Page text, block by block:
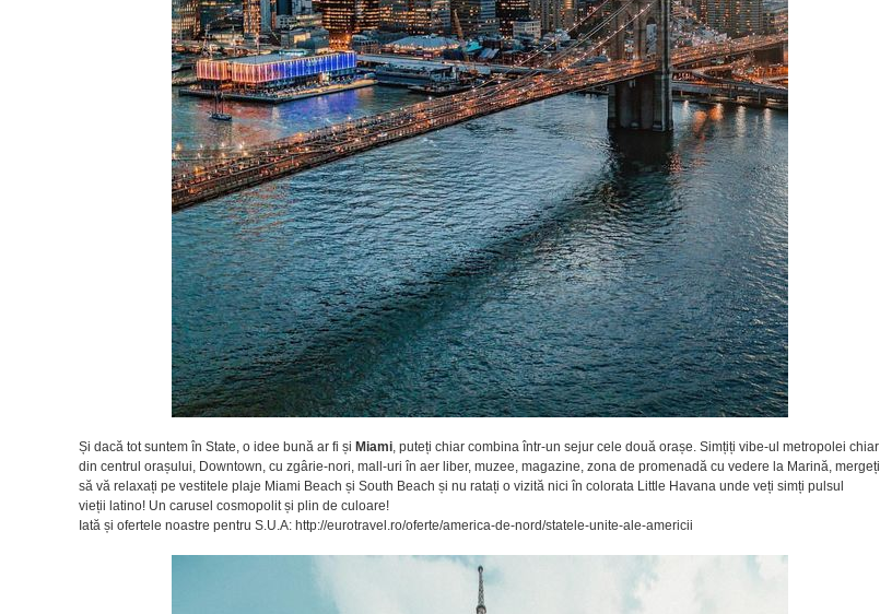
Și dacă tot suntem în State, o idee bună ar fi și Miami, puteți chiar combina într-un sejur cele două orașe. Simțiți vibe-ul metropolei chiar
din centrul orașului, Downtown, cu zgârie-nori, mall-uri în aer liber, muzee, magazine, zona de promenadă cu vedere la Marină, mergeți
să vă relaxați pe vestitele plaje Miami Beach și South Beach și nu ratați o vizită nici în colorata Little Havana unde veți simți pulsul
vieții latino! Un carusel cosmopolit și plin de culoare!
Iată și ofertele noastre pentru S.U.A: http://eurotravel.ro/oferte/america-de-nord/statele-unite-ale-americii